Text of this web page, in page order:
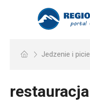
Jedzenie i picie
restauracja